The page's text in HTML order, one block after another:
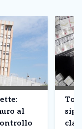
al